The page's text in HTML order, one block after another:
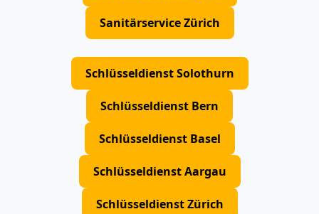
Sanitärservice Zürich
Schlüsseldienst Solothurn
Schlüsseldienst Bern
Schlüsseldienst Basel
Schlüsseldienst Aargau
Schlüsseldienst Zürich